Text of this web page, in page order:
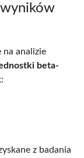
analizie
beta-
z badania